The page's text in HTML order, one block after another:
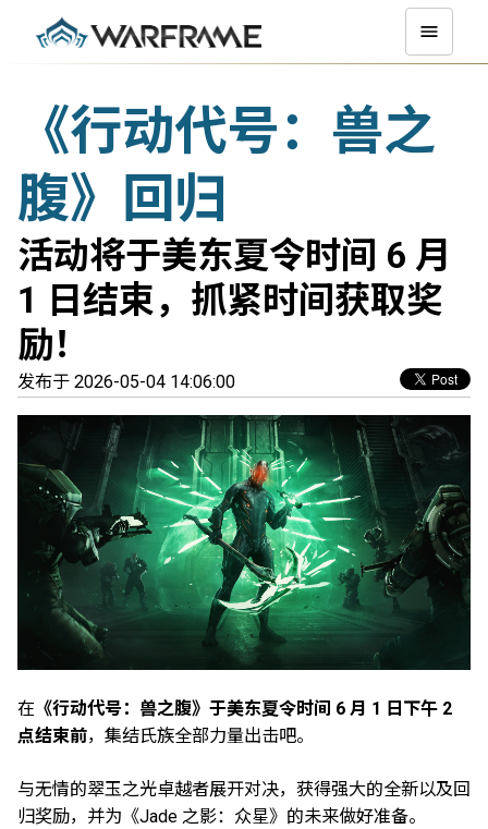
《行动代号：兽之
腹》回归
活动将于美东夏令时间 6 月
1 日结束，抓紧时间获取奖
励！
发布于 2026-05-04 14:06:00
在 《行动代号：兽之腹》于美东夏令时间 6 月 1 日下午 2
点结束前，集结氏族全部力量出击吧。
与无情的翠玉之光卓越者展开对决，获得强大的全新以及回
归奖励，并为《Jade 之影：众星》的未来做好准备。